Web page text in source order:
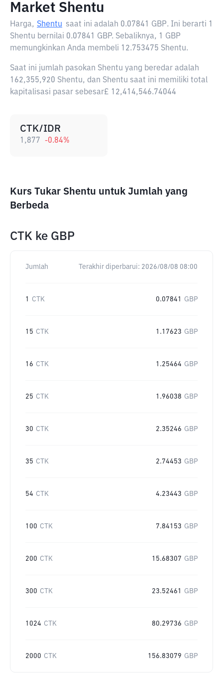
Market Shentu
Harga, Shentu saat ini adalah 0.07841 GBP. Ini berarti 1
Shentu bernilai 0.07841 GBP. Sebaliknya, 1 GBP
memungkinkan Anda membeli 12.753475 Shentu.
Saat ini jumlah pasokan Shentu yang beredar adalah
162,355,920 Shentu, dan Shentu saat ini memiliki total
kapitalisasi pasar sebesar£ 12,414,546.74044
CTK/IDR
1,877 -0.84%
Kurs Tukar Shentu untuk Jumlah yang
Berbeda
CTK ke GBP
Jumlah Terakhir diperbarui: 2026/08/08 08:00
1 CTK 0.07841 GBP
15 CTK 1.17623 GBP
16 CTK 1.25464 GBP
25 CTK 1.96038 GBP
30 CTK 2.35246 GBP
35 CTK 2.74453 GBP
54 CTK 4.23443 GBP
100 CTK 7.84153 GBP
200 CTK 15.68307 GBP
300 CTK 23.52461 GBP
1024 CTK 80.29736 GBP
2000 CTK 156.83079 GBP